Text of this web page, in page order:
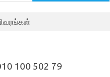
100 502 79